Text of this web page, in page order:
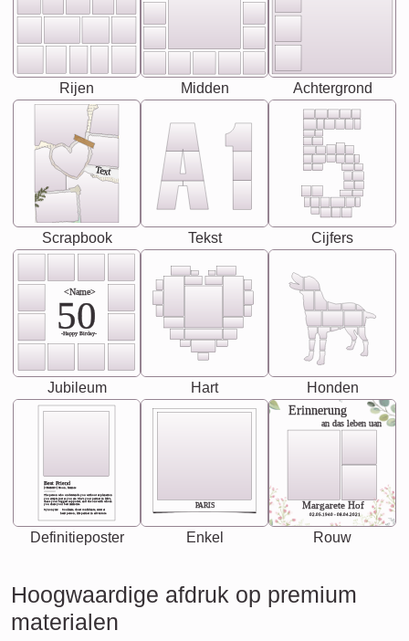
Rijen Midden Achtergrond
Text
Scrapbook Tekst Cijfers
<Name>
50
-Happy Birday-
Jubileum Hart Honden
Best Friend
[<NAME>] Noun, feminie
Synonyms: Soulmate, closet confidante, sister at
heart person, life partner in adventure.
The person who understands you without explanation
you accepts just as you are. She's your partner in life's,
chaos your biggest supporter, and the one with whom
you share your best memories.
Definitieposter
PARIS
Enkel
Erinnerung
an das leben uan
Margarete Hof
02.05.1940 - 08.04.2021
Rouw
Hoogwaardige afdruk op premium
materialen